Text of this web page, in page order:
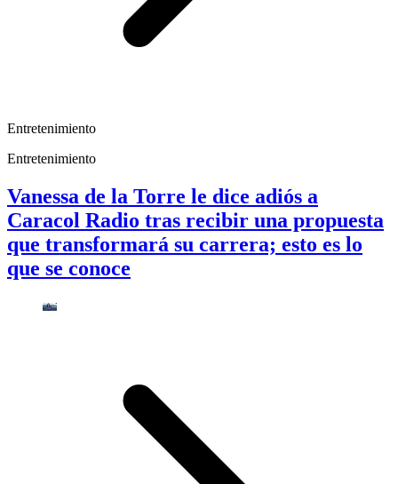
Entretenimiento
Entretenimiento
Vanessa de la Torre le dice adiós a
Caracol Radio tras recibir una propuesta
que transformará su carrera; esto es lo
que se conoce